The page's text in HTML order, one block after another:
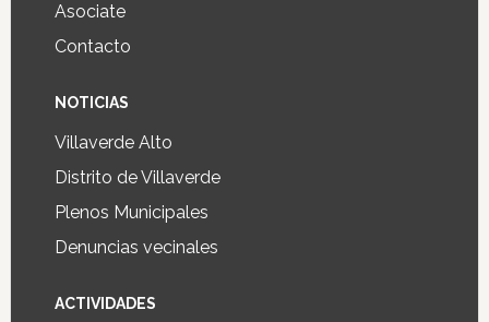
Asociate
Contacto
NOTICIAS
Villaverde Alto
Distrito de Villaverde
Plenos Municipales
Denuncias vecinales
ACTIVIDADES